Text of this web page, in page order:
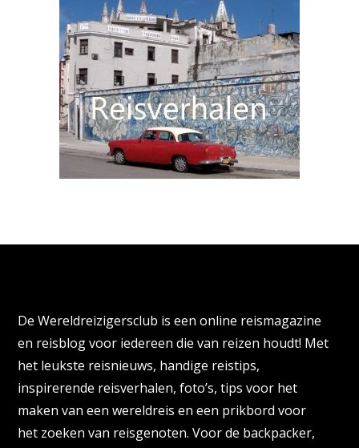
De Wereldreizigersclub is een online reismagazine
en reisblog voor iedereen die van reizen houdt! Met
het leukste reisnieuws, handige reistips,
inspirerende reisverhalen, foto’s, tips voor het
maken van een wereldreis en een prikbord voor
het zoeken van reisgenoten. Voor de backpacker,